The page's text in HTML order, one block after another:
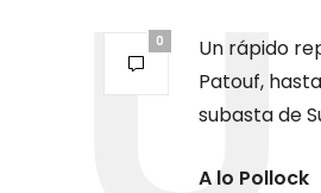
0
Un rápido
Patouf,
subasta de
A lo Pollock